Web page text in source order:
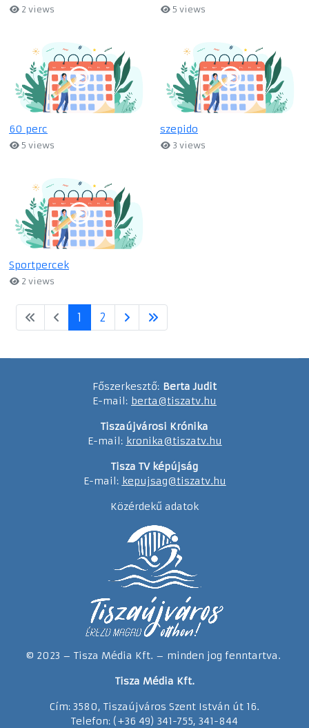
2 views 5 views
60 perc
5 views
szepido
3 views
Sportpercek
2 views
1 2
Főszerkesztő: Berta Judit
E-mail: berta@tiszatv.hu
Tiszaújvárosi Krónika
E-mail: kronika@tiszatv.hu
Tisza TV képújság
E-mail: kepujsag@tiszatv.hu
Közérdekű adatok
© 2023 – Tisza Média Kft. – minden jog fenntartva.
Tisza Média Kft.
Cím: 3580, Tiszaújváros Szent István út 16.
Telefon: (+36 49) 341-755, 341-844